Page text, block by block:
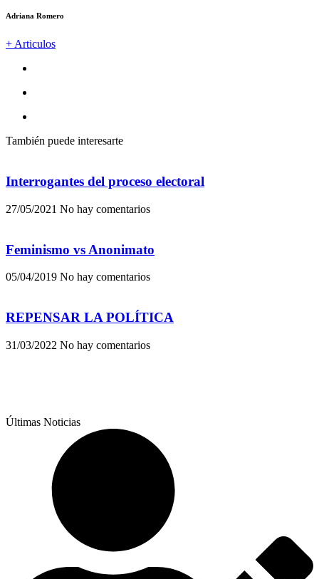
Adriana Romero
+ Articulos
También puede interesarte
Interrogantes del proceso electoral
27/05/2021 No hay comentarios
Feminismo vs Anonimato
05/04/2019 No hay comentarios
REPENSAR LA POLÍTICA
31/03/2022 No hay comentarios
Últimas Noticias